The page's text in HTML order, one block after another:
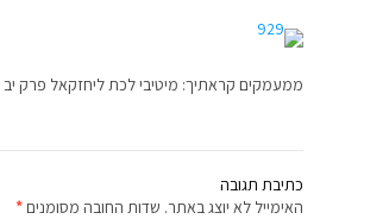
ממעמקים קראתיך: מיטיבי לכת ליחזקאל פרק יב
כתיבת תגובה
האימייל לא יוצג באתר. שדות החובה מסומנים*